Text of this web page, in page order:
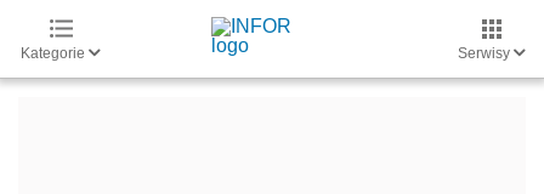
Kategorie Serwisy